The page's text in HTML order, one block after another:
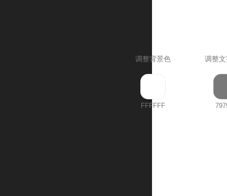
调整背景色 调整